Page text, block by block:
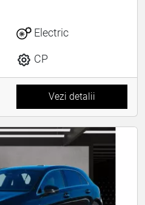
Electric
CP
Vezi detalii